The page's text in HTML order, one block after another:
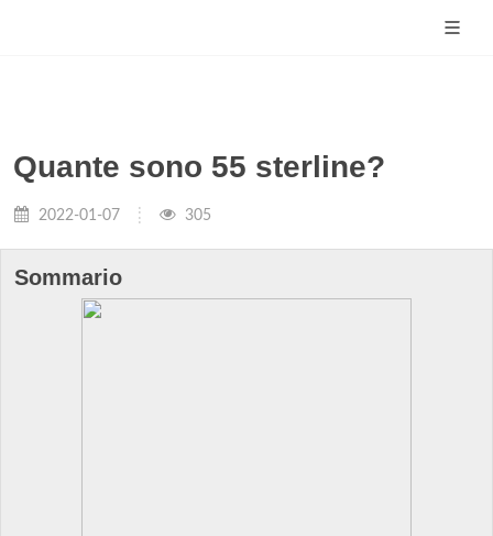
Quante sono 55 sterline?
2022-01-07 305
Sommario